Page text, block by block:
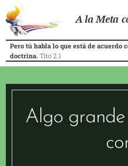
A la Meta
Pero tú habla lo que está de acuerdo
doctrina. Tito 2.1
Algo